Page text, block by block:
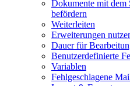
Dokumente mit
befördern
Weiterleiten
Erweiterungen
Dauer für
Benutzerdefinierte
Variablen
Fehlgeschlagene